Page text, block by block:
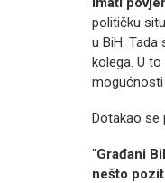
političku
u BiH.
kolega. U
mogućnosti
Dotakao se
"Građani
nešto